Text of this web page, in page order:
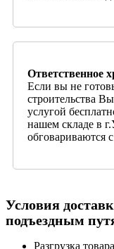
Ответственное
Если вы не
строительства
услугой
нашем складе в
обговариваются
Условия
подъездным
Разгрузка